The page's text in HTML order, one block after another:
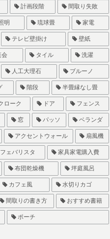
計画段階 間取り失敗
明 琉球畳 家電
テレビ壁掛け 壁紙
タイル 洗濯
人工大理石 ブルーノ
階段 半畳縁なし畳
ローク ドア フェンス
窓 パッソ ベランダ
アクセントウォール 扇風機
ェバリスタ 家具家電購入費
布団乾燥機 坪庭風呂
カフェ風 水切りカゴ
間取りの書き方 おすすめ書籍
ポーチ